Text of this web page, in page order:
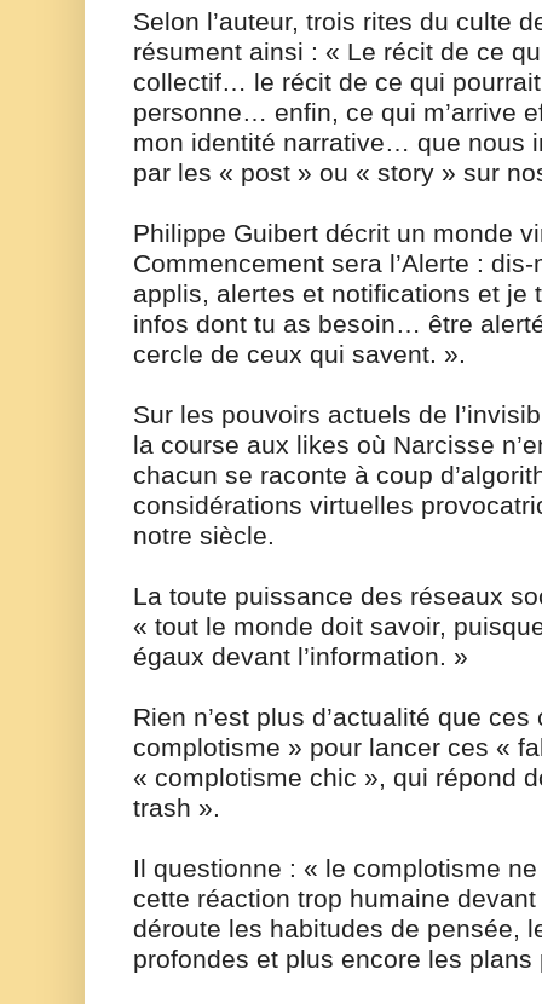
Selon l’auteur, trois rites du culte
résument ainsi : « Le récit de ce
collectif… le récit de ce qui pourrait
personne… enfin, ce qui m’arrive
mon identité narrative… que nous
par les « post » ou « story » sur
Philippe Guibert décrit un monde
Commencement sera l’Alerte :
applis, alertes et notifications et je
infos dont tu as besoin… être
cercle de ceux qui savent. ».
Sur les pouvoirs actuels de
la course aux likes où Narcisse
chacun se raconte à coup
considérations virtuelles
notre siècle.
La toute puissance des réseaux
« tout le monde doit savoir,
égaux devant l’information. »
Rien n’est plus d’actualité que
complotisme » pour lancer ces «
« complotisme chic », qui répond
trash ».
Il questionne : « le complotisme
cette réaction trop humaine
déroute les habitudes de pensée,
profondes et plus encore les plans